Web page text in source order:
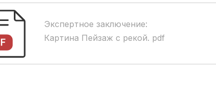
Экспертное заключение:
Картина Пейзаж с рекой. pdf